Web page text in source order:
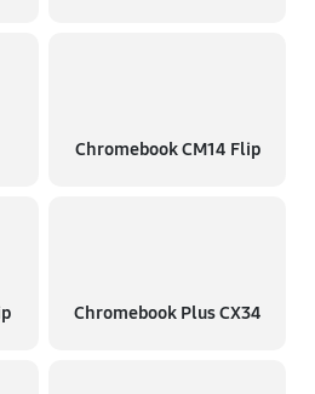
Chromebook CM14 Flip
Chromebook Plus CX34